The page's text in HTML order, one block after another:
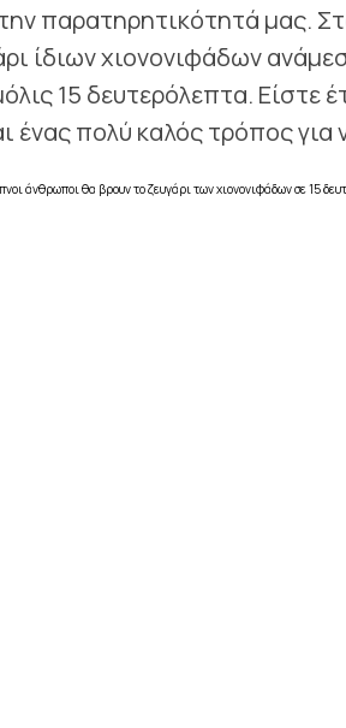
παρατηρητικότητά μας.
ίδιων χιονονιφάδων
15 δευτερόλεπτα. Είστε
ένας πολύ καλός τρόπος